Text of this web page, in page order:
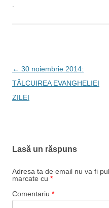
.
Navigare
în
articole
← 30 noiembrie 2014:
TÂLCUIREA EVANGHELIEI
ZILEI
Lasă un răspuns
Adresa ta de email nu va fi
marcate cu *
Comentariu *